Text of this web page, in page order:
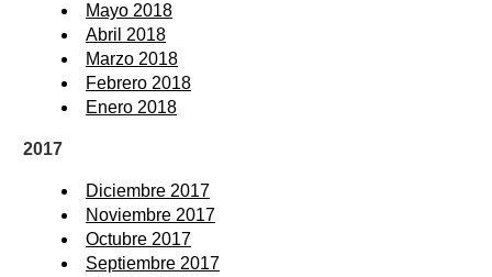
Mayo 2018
Abril 2018
Marzo 2018
Febrero 2018
Enero 2018
2017
Diciembre 2017
Noviembre 2017
Octubre 2017
Septiembre 2017